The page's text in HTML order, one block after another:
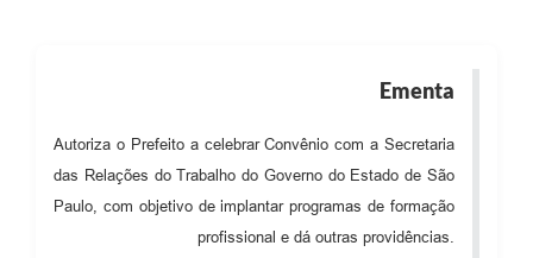
Audiências Públicas
Ementa
Autoriza o Prefeito a celebrar Convênio com a Secretaria
das Relações do Trabalho do Governo do Estado de São
Paulo, com objetivo de implantar programas de formação
profissional e dá outras providências.